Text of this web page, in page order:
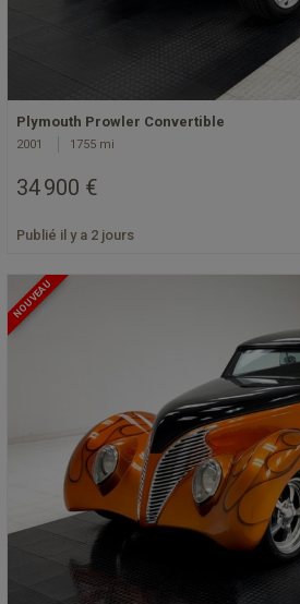
Plymouth Prowler Convertible
2001 1755 mi
34 900 €
Publié il y a 2 jours
NOUVEAU